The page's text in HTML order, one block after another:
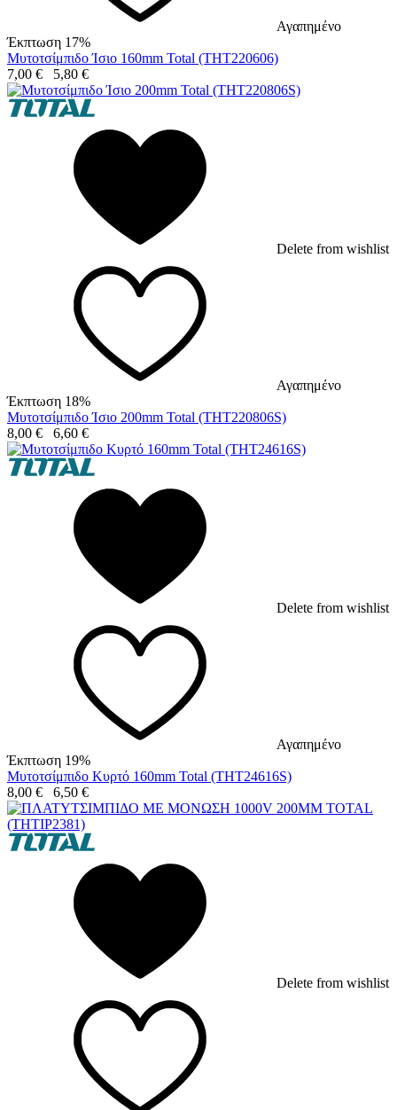
Αγαπημένο
Έκπτωση 17%
Μυτοτσίμπιδο Ίσιο 160mm Total (THT220606)
7,00 € 5,80 €
Delete from wishlist
Αγαπημένο
Έκπτωση 18%
Μυτοτσίμπιδο Ίσιο 200mm Total (THT220806S)
8,00 € 6,60 €
Delete from wishlist
Αγαπημένο
Έκπτωση 19%
Μυτοτσίμπιδο Κυρτό 160mm Total (THT24616S)
8,00 € 6,50 €
Delete from wishlist